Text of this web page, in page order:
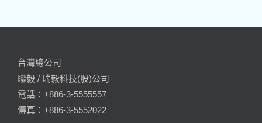
台灣總公司
聯毅 / 瑞毅科技(股)公司
電話：+886-3-5555557
傳真：+886-3-5552022